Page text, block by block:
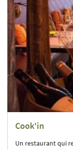
Cook'in
Un restaurant qui